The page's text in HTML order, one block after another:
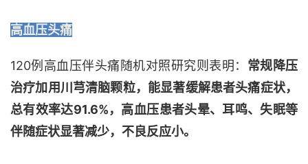
高血压头痛
120例高血压伴头痛 随机对照研究则 表明 ： 常规降压
治疗加用川芎清脑颗粒， 能显著缓解患者头痛症状，
总有效率达91.6%，高血压患者头晕、耳鸣、 失眠等
伴随症状显著减少，不良反应小。